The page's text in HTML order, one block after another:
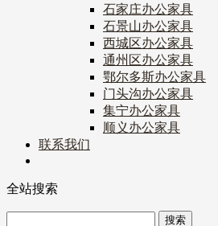
石家庄办公家具
石景山办公家具
西城区办公家具
通州区办公家具
鄂尔多斯办公家具
门头沟办公家具
集宁办公家具
顺义办公家具
联系我们
全站搜索